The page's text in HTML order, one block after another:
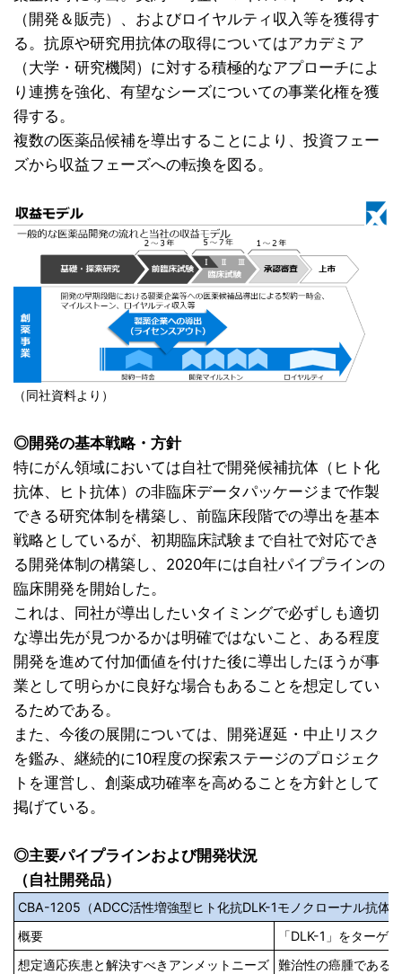
（開発＆販売）、およびロイヤルティ収入等を獲得す
る。抗原や研究用抗体の取得についてはアカデミア
（大学・研究機関）に対する積極的なアプローチによ
り連携を強化、有望なシーズについての事業化権を獲
得する。
複数の医薬品候補を導出することにより、投資フェー
ズから収益フェーズへの転換を図る。
（同社資料より）
◎開発の基本戦略・方針
特にがん領域においては自社で開発候補抗体（ヒト化
抗体、ヒト抗体）の非臨床データパッケージまで作製
できる研究体制を構築し、前臨床段階での導出を基本
戦略としているが、初期臨床試験まで自社で対応でき
る開発体制の構築し、2020年には自社パイプラインの
臨床開発を開始した。
これは、同社が導出したいタイミングで必ずしも適切
な導出先が見つかるかは明確ではないこと、ある程度
開発を進めて付加価値を付けた後に導出したほうが事
業として明らかに良好な場合もあることを想定してい
るためである。
また、今後の展開については、開発遅延・中止リスク
を鑑み、継続的に10程度の探索ステージのプロジェク
トを運営し、創薬成功確率を高めることを方針として
掲げている。
◎主要パイプラインおよび開発状況
（自社開発品）
CBA-1205（ADCC活性増強型ヒト化抗DLK-1モノクローナル抗
概要
「DLK-1」をターゲ
想定適応疾患と解決すべきアンメットニーズ
難治性の癌腫である